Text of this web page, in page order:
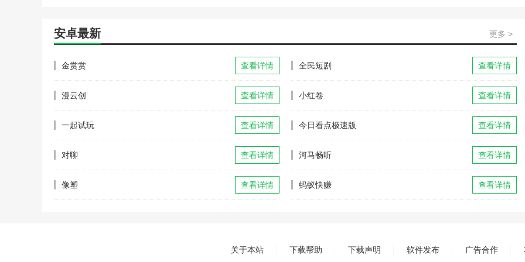
安卓最新 更多 >
金赏赏 查看详情 全民短剧 查看详情
漫云创 查看详情 小红卷 查看详情
一起试玩 查看详情 今日看点极速版 查看详情
对聊 查看详情 河马畅听 查看详情
像塑 查看详情 蚂蚁快赚 查看详情
关于本站 下载帮助 下载声明 软件发布 广告合作